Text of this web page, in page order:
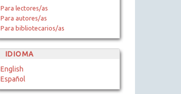
Para lectores/as
Para autores/as
Para bibliotecarios/as
IDIOMA
English
Español